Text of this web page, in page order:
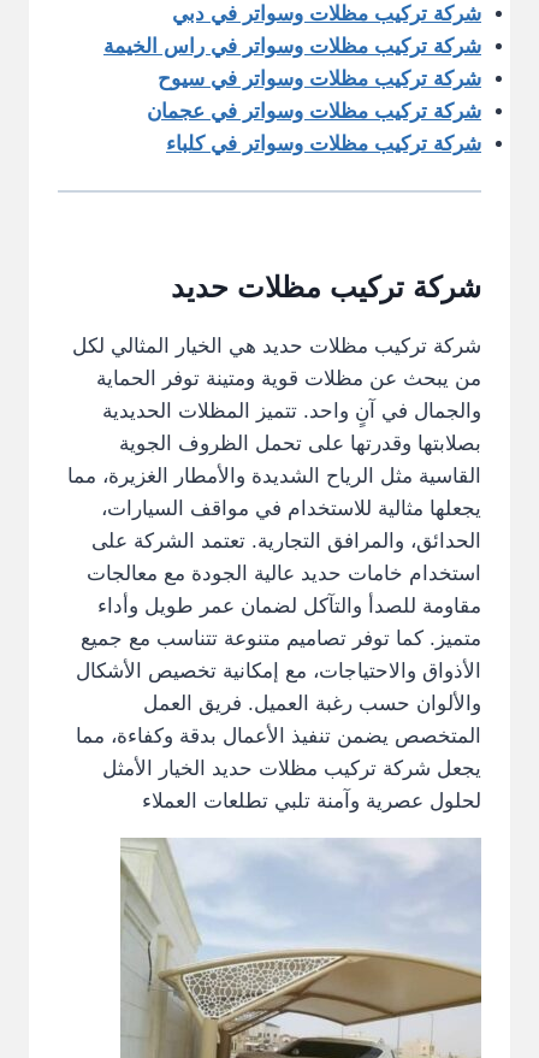
شركة تركيب مظلات وسواتر في دبي
شركة تركيب مظلات وسواتر في راس الخيمة
شركة تركيب مظلات وسواتر في سيوح
شركة تركيب مظلات وسواتر في عجمان
شركة تركيب مظلات وسواتر في كلباء
شركة تركيب مظلات حديد
شركة تركيب مظلات حديد هي الخيار المثالي لكل
من يبحث عن مظلات قوية ومتينة توفر الحماية
والجمال في آنٍ واحد. تتميز المظلات الحديدية
بصلابتها وقدرتها على تحمل الظروف الجوية
القاسية مثل الرياح الشديدة والأمطار الغزيرة، مما
يجعلها مثالية للاستخدام في مواقف السيارات،
الحدائق، والمرافق التجارية. تعتمد الشركة على
استخدام خامات حديد عالية الجودة مع معالجات
مقاومة للصدأ والتآكل لضمان عمر طويل وأداء
متميز. كما توفر تصاميم متنوعة تتناسب مع جميع
الأذواق والاحتياجات، مع إمكانية تخصيص الأشكال
والألوان حسب رغبة العميل. فريق العمل
المتخصص يضمن تنفيذ الأعمال بدقة وكفاءة، مما
يجعل شركة تركيب مظلات حديد الخيار الأمثل
لحلول عصرية وآمنة تلبي تطلعات العملاء